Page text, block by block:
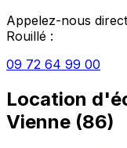
Appelez-nous
Rouillé :
09 72 64 99 00
Location
Vienne (86)